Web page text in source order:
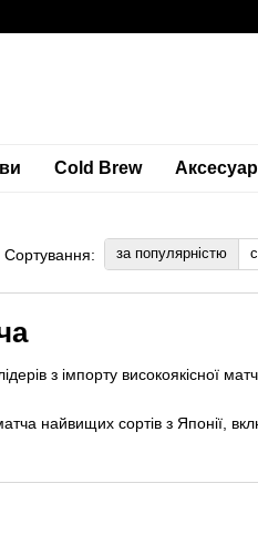
Cold Brew
Сортування: за популярністю
з імпорту високоякісної
найвищих сортів з Японії,